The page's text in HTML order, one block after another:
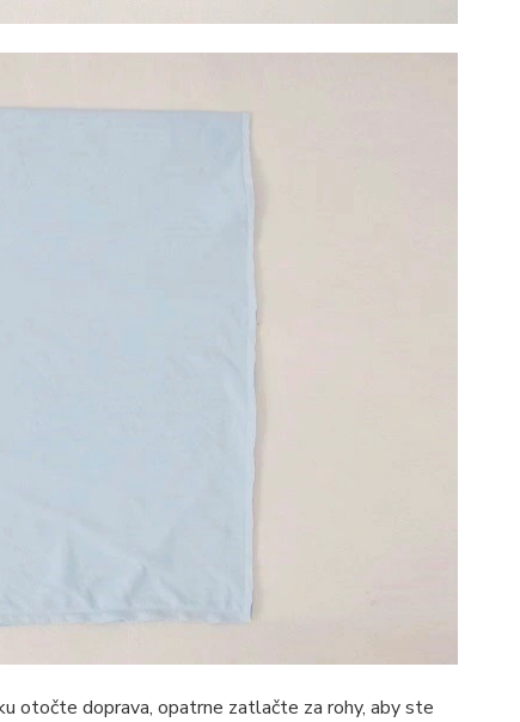
otočte doprava, opatrne zatlačte za rohy, aby ste